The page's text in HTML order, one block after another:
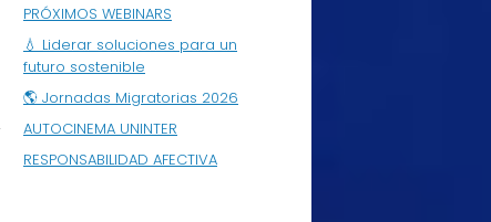
PRÓXIMOS WEBINARS
💧 Liderar soluciones para un
futuro sostenible
🌎 Jornadas Migratorias 2026
AUTOCINEMA UNINTER
RESPONSABILIDAD AFECTIVA